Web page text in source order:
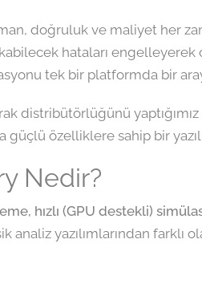
doğruluk ve maliyet her
hataları
tek bir platformda bir
distribütörlüğünü yaptığımız
özelliklere sahip bir
Nedir?
hızlı (GPU destekli)
analiz yazılımlarından